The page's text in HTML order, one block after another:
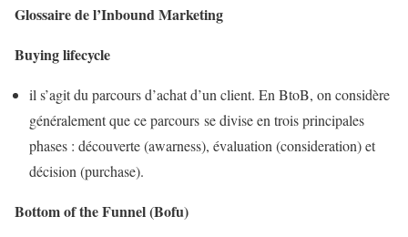
Glossaire de l’Inbound Marketing
Buying lifecycle
il s’agit du parcours d’achat d’un client. En BtoB, on considère
généralement que ce parcours se divise en trois principales
phases : découverte (awarness), évaluation (consideration) et
décision (purchase).
Bottom of the Funnel (Bofu)